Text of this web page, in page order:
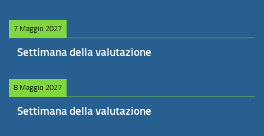
7 Maggio 2027
Settimana della valutazione
8 Maggio 2027
Settimana della valutazione